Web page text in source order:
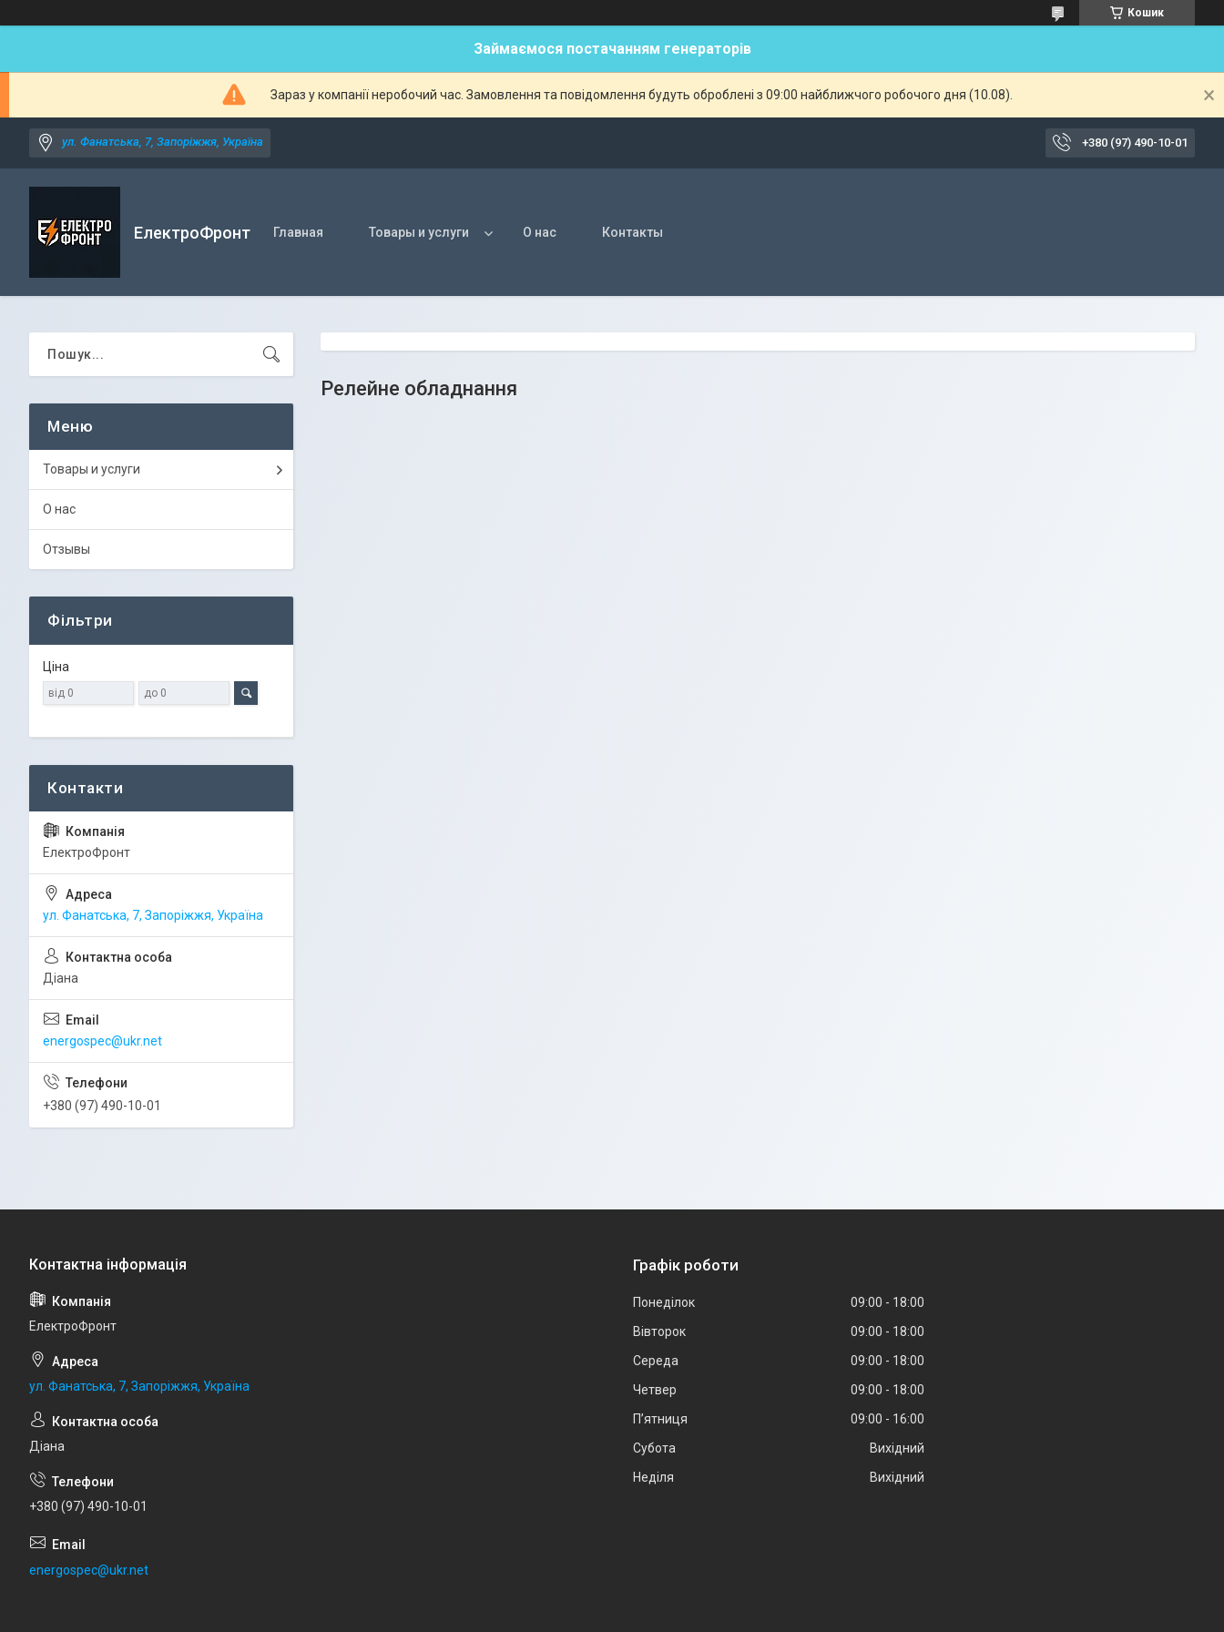
Кошик
Займаємося постачанням генераторів
Зараз у компанії неробочий час. Замовлення та повідомлення будуть оброблені з 09:00 найближчого робочого дня (10.08).
ул. Фанатська, 7, Запоріжжя, Україна +380 (97) 490-10-01
ЕлектроФронт Главная Товары и услуги О нас Контакты
Релейне обладнання
Товары и услуги
О нас
Отзывы
Фільтри
Ціна
ЕлектроФронт
ул. Фанатська, 7, Запоріжжя, Україна
Діана
energospec@ukr.net
+380 (97) 490-10-01
ЕлектроФронт
ул. Фанатська, 7, Запоріжжя, Україна
Діана
+380 (97) 490-10-01
energospec@ukr.net
Графік роботи
Понеділок 09:00
18:00
Вівторок
09:00
18:00
Середа
09:00
18:00
Четвер
09:00
18:00
Пʼятниця
09:00
16:00
Субота
Вихідний
Неділя
Вихідний